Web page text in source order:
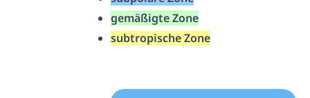
gemäßigte Zone
subtropische Zone